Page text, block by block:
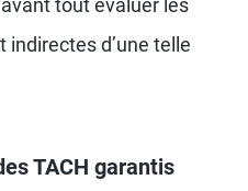
tout évaluer les
d’une telle
TACH garantis